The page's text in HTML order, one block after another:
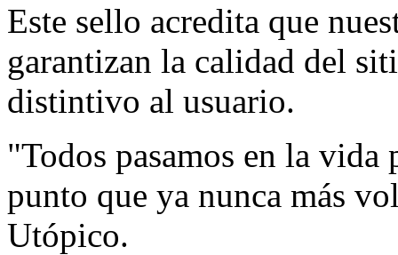
Este sello acredita que
garantizan la calidad del
distintivo al usuario.
"Todos pasamos en la
punto que ya nunca más
Utópico.